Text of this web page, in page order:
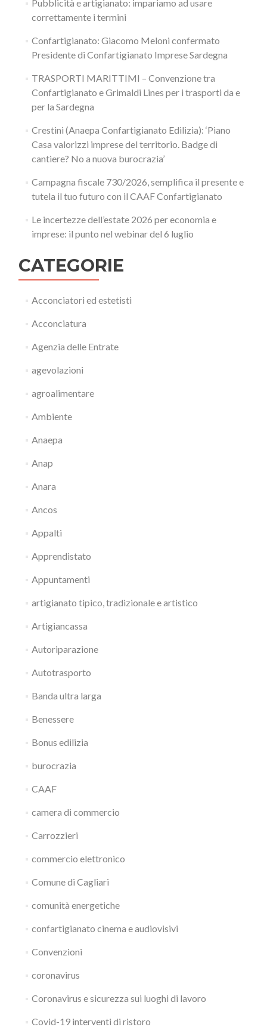
Pubblicità e artigianato: impariamo ad usare
correttamente i termini
Confartigianato: Giacomo Meloni confermato
Presidente di Confartigianato Imprese Sardegna
TRASPORTI MARITTIMI – Convenzione tra
Confartigianato e Grimaldi Lines per i trasporti da e
per la Sardegna
Crestini (Anaepa Confartigianato Edilizia): ‘Piano
Casa valorizzi imprese del territorio. Badge di
cantiere? No a nuova burocrazia’
Campagna fiscale 730/2026, semplifica il presente e
tutela il tuo futuro con il CAAF Confartigianato
Le incertezze dell’estate 2026 per economia e
imprese: il punto nel webinar del 6 luglio
CATEGORIE
Acconciatori ed estetisti
Acconciatura
Agenzia delle Entrate
agevolazioni
agroalimentare
Ambiente
Anaepa
Anap
Anara
Ancos
Appalti
Apprendistato
Appuntamenti
artigianato tipico, tradizionale e artistico
Artigiancassa
Autoriparazione
Autotrasporto
Banda ultra larga
Benessere
Bonus edilizia
burocrazia
CAAF
camera di commercio
Carrozzieri
commercio elettronico
Comune di Cagliari
comunità energetiche
confartigianato cinema e audiovisivi
Convenzioni
coronavirus
Coronavirus e sicurezza sui luoghi di lavoro
Covid-19 interventi di ristoro